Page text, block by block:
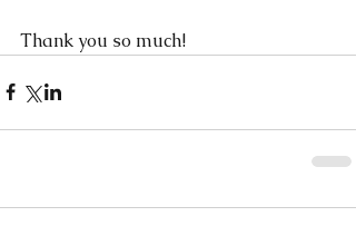
Thank you so much!